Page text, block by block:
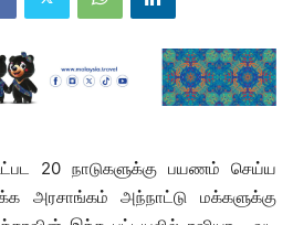
20 நாடுகளுக்கு பயணம் செய்ய
அரசாங்கம் அந்நாட்டு மக்களுக்கு